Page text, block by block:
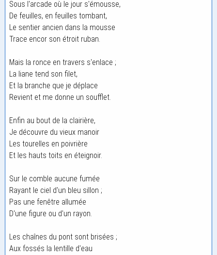
Sous l'arcade où le jour s'émousse,
De feuilles, en feuilles tombant,
Le sentier ancien dans la mousse
Trace encor son étroit ruban.
Mais la ronce en travers s'enlace ;
La liane tend son filet,
Et la branche que je déplace
Revient et me donne un soufflet.
Enfin au bout de la clairière,
Je découvre du vieux manoir
Les tourelles en poivrière
Et les hauts toits en éteignoir.
Sur le comble aucune fumée
Rayant le ciel d'un bleu sillon ;
Pas une fenêtre allumée
D'une figure ou d'un rayon.
Les chaînes du pont sont brisées ;
Aux fossés la lentille d'eau